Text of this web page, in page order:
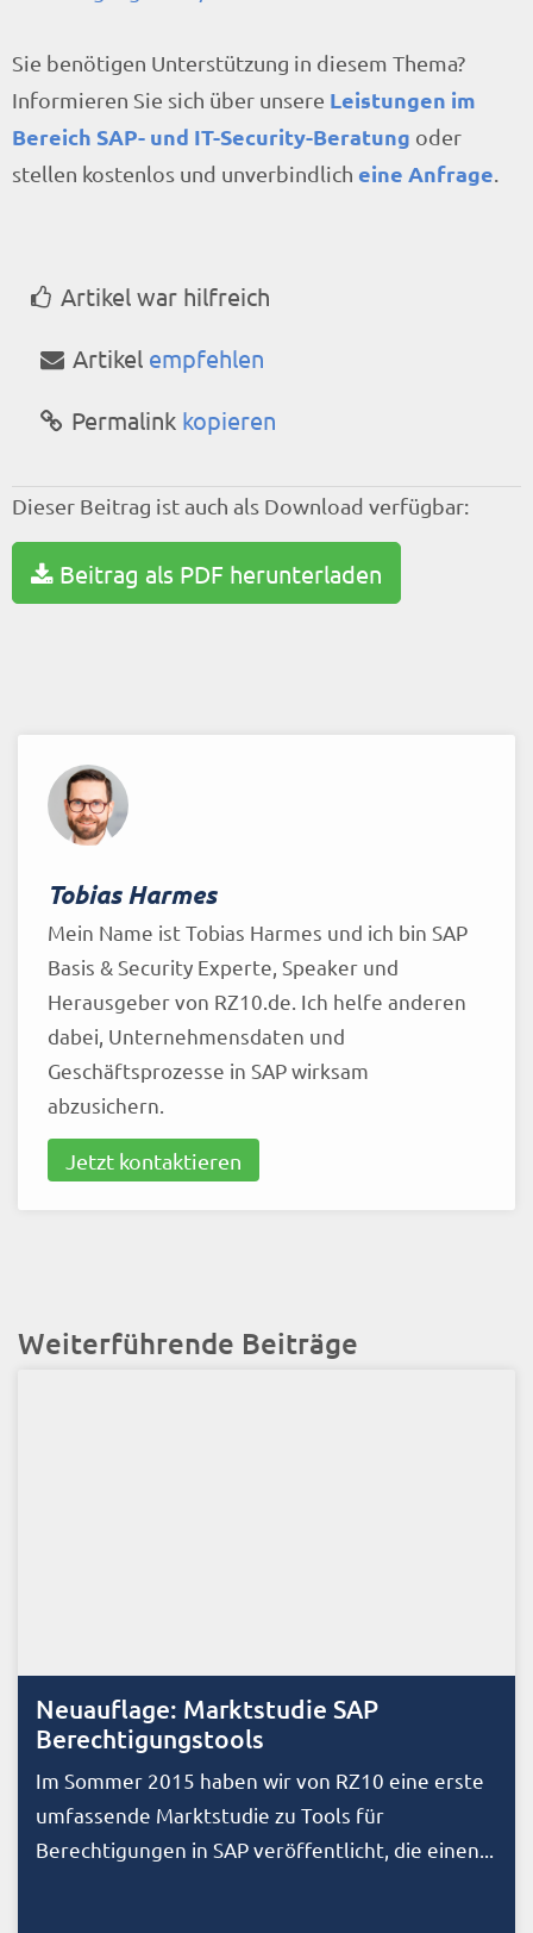
Sie benötigen Unterstützung in diesem Thema?
Informieren Sie sich über unsere Leistungen im
Bereich SAP- und IT-Security-Beratung oder
stellen kostenlos und unverbindlich eine Anfrage.
Artikel war hilfreich
Artikel empfehlen
Permalink kopieren
Dieser Beitrag ist auch als Download verfügbar:
Beitrag als PDF herunterladen
Tobias Harmes
Mein Name ist Tobias Harmes und ich bin SAP
Basis & Security Experte, Speaker und
Herausgeber von RZ10.de. Ich helfe anderen
dabei, Unternehmensdaten und
Geschäftsprozesse in SAP wirksam
abzusichern.
Jetzt kontaktieren
Weiterführende Beiträge
Neuauflage: Marktstudie SAP
Berechtigungstools
Im Sommer 2015 haben wir von RZ10 eine erste
umfassende Marktstudie zu Tools für
Berechtigungen in SAP veröffentlicht, die einen...